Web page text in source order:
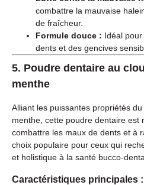
combattre la mauvaise
de fraîcheur.
Formule douce : Idéal
dents et des gencives
5. Poudre dentaire au
menthe
Alliant les puissantes propriétés
menthe, cette poudre dentaire est
combattre les maux de dents et à
choix populaire pour ceux qui
et holistique à la santé bucco-
Caractéristiques principales :